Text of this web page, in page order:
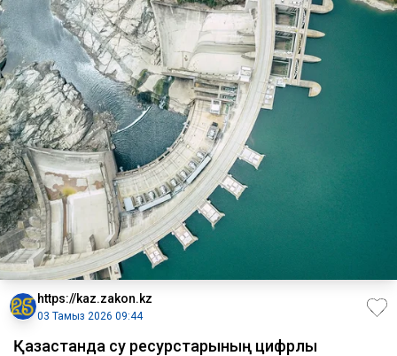
https://kaz.zakon.kz
03 Тамыз 2026 09:44
Қазақстанда су ресурстарының цифрлық